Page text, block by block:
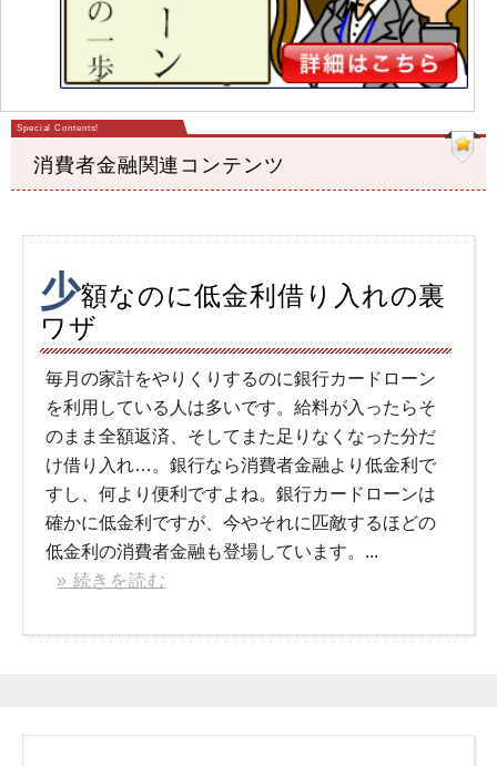
消費者金融関連コンテンツ
少額なのに低金利借り入れの裏
ワザ
毎月の家計をやりくりするのに銀行カードローン
を利用している人は多いです。給料が入ったらそ
のまま全額返済、そしてまた足りなくなった分だ
け借り入れ…。銀行なら消費者金融より低金利で
すし、何より便利ですよね。銀行カードローンは
確かに低金利ですが、今やそれに匹敵するほどの
低金利の消費者金融も登場しています。...
» 続きを読む